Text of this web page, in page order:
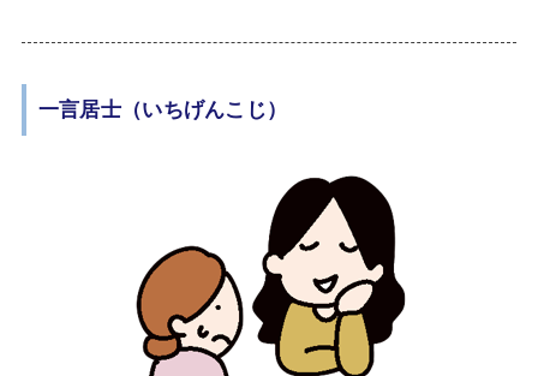
一言居士（いちげんこじ）